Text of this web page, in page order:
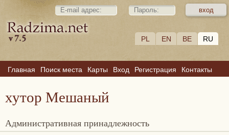
PL EN BE RU
Главная Поиск места Карты Вход Регистрация Контакты
хутор Мешаный
Административная принадлежность